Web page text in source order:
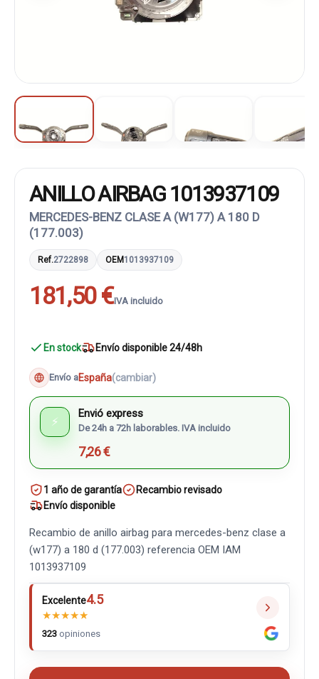
ANILLO AIRBAG 1013937109
MERCEDES-BENZ CLASE A (W177) A 180 D
(177.003)
Ref.2722898 OEM1013937109
181,50 €IVA incluido
En stock Envío disponible 24/48h
Envío aEspaña(cambiar)
⚡
Envió express
De 24h a 72h laborables. IVA incluido
7,26 €
1 año de garantía
Recambio revisado
Envío disponible
Recambio de anillo airbag para mercedes-benz clase a
(w177) a 180 d (177.003) referencia OEM IAM
1013937109
Excelente4.5
★★★★★
323 opiniones